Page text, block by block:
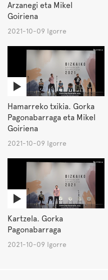
Arzanegi eta Mikel
Goiriena
2021-10-09 Igorre
Hamarreko txikia. Gorka
Pagonabarraga eta Mikel
Goiriena
2021-10-09 Igorre
Kartzela. Gorka
Pagonabarraga
2021-10-09 Igorre